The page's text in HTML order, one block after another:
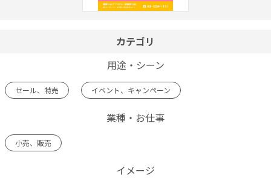
カテゴリ
用途・シーン
セール、特売 イベント、キャンペーン
業種・お仕事
小売、販売
イメージ